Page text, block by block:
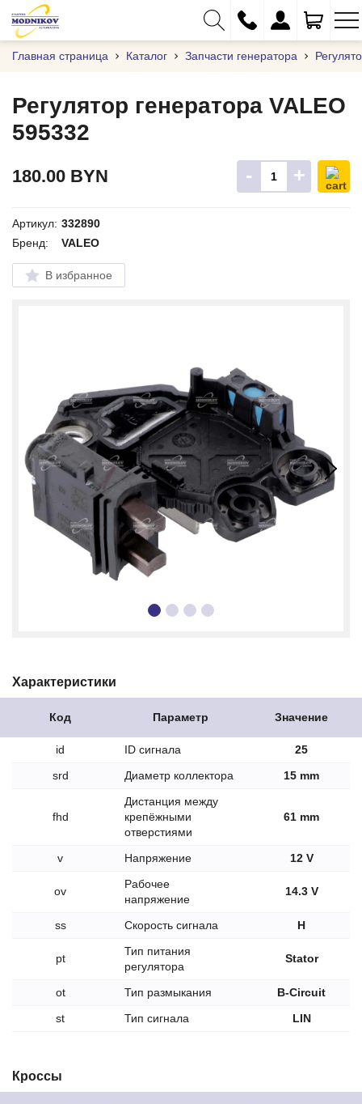
+375 (17) 373-97-09
+375 (29) 262-61-18
Главная страница Каталог Запчасти генератора
180.00 BYN - +
Регулятор генератора VALEO
595332
Артикул: 332890
Бренд:
VALEO
В избранное
Характеристики
Код Параметр Значение
id ID сигнала
25
srd
Диаметр коллектора 15 mm
fhd
Дистанция между
крепёжными
отверстиями
61 mm
v Напряжение 12 V
ov
Рабочее
напряжение
14.3 V
ss Скорость сигнала H
pt
Тип питания
регулятора
Stator
ot Тип размыкания
B-Circuit
st
Тип сигнала LIN
Кроссы